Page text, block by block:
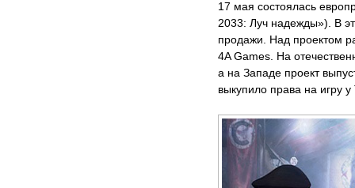
17 мая состоялась
2033: Луч надежды»). В
продажи. Над проектом
4A Games. На
а на Западе проект
выкупило права на игру у